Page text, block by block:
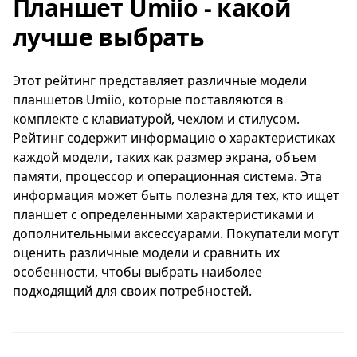
Umiio S24 также имеет USB Type-C разъем для
зарядки, который обеспечивает быструю и
подключить планшет к другим устройствам и
переносить файлы без лишних проблем.
Другими особенностями Umiio S24 являются
встроенный микрофон и гироскоп.
Встроенный микрофон позволяет вам
проводить голосовые вызовы и записывать
аудио, а гироскоп обеспечивает точное
определение ориентации планшета и
управление им в играх и приложениях.
Планшет имеет диагональ экрана 11 дюймов,
что обеспечивает комфортное чтение и
просмотр контента. С разрешением Full HD
вы сможете наслаждаться четким и ярким
изображением. Частота обновления экрана
составляет 144 Гц, что позволяет плавно
отображать движущиеся изображения и
видео.
Внутри планшета находится восьмиядерный
процессор, который обеспечивает высокую
производительность и быструю работу
устройства. Для подключения к зарядному
устройству используется разъем USB Type-C,
который обеспечивает быструю зарядку и
Планшет Umiio - какой
лучше выбрать
Этот рейтинг представляет различные модели
планшетов Umiio, которые поставляются в
комплекте с клавиатурой, чехлом и стилусом.
Рейтинг содержит информацию о характеристиках
каждой модели, таких как размер экрана, объем
памяти, процессор и операционная система. Эта
информация может быть полезна для тех, кто ищет
планшет с определенными характеристиками и
дополнительными аксессуарами. Покупатели могут
оценить различные модели и сравнить их
особенности, чтобы выбрать наиболее
подходящий для своих потребностей.